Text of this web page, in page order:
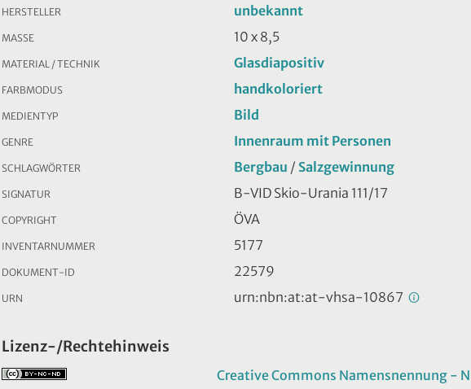
HERSTELLER unbekannt
MASSE 10 x 8,5
MATERIAL / TECHNIK Glasdiapositiv
FARBMODUS handkoloriert
MEDIENTYP Bild
GENRE Innenraum mit Personen
SCHLAGWÖRTER Bergbau / Salzgewinnung
SIGNATUR B-VID Skio-Urania 111/17
COPYRIGHT ÖVA
INVENTARNUMMER 5177
DOKUMENT-ID 22579
URN urn:nbn:at:at-vhsa-10867
Lizenz-/Rechtehinweis
Creative Commons Namensnennung -